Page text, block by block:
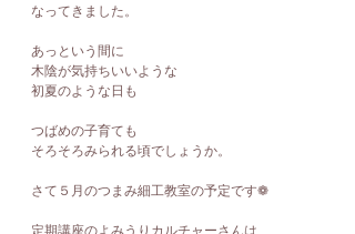
なってきました。
あっという間に
木陰が気持ちいいような
初夏のような日も
つばめの子育ても
そろそろみられる頃でしょうか。
さて５月のつまみ細工教室の予定です❁
定期講座のよみうりカルチャーさんは